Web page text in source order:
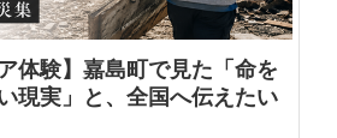
体験】嘉島町で見た「命を
現実」と、全国へ伝えたい